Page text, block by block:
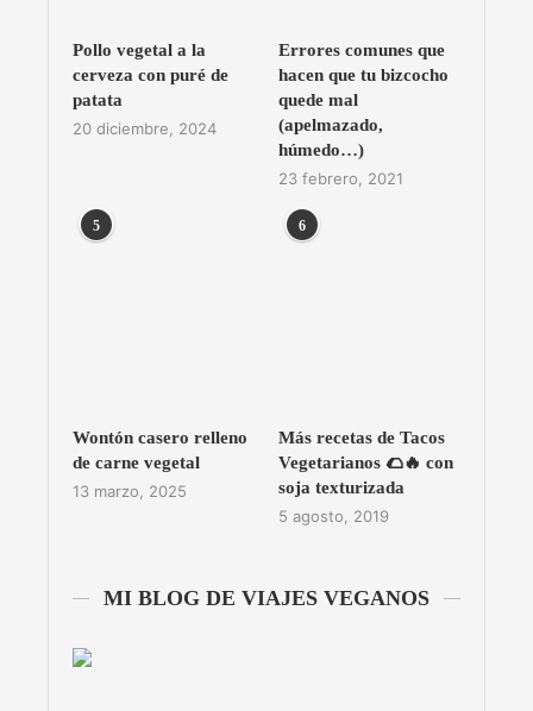
Pollo vegetal a la
cerveza con puré de
patata
20 diciembre, 2024
Errores comunes que
hacen que tu bizcocho
quede mal
(apelmazado,
húmedo…)
23 febrero, 2021
5
Wontón casero relleno
de carne vegetal
13 marzo, 2025
6
Más recetas de Tacos
Vegetarianos 🌮🔥 con
soja texturizada
5 agosto, 2019
MI BLOG DE VIAJES VEGANOS